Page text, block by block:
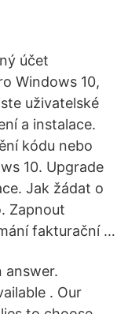
účet
Windows 10,
uživatelské
a instalace.
kódu nebo
10. Upgrade
Jak žádat o
Zapnout
fakturační …
answer.
. Our